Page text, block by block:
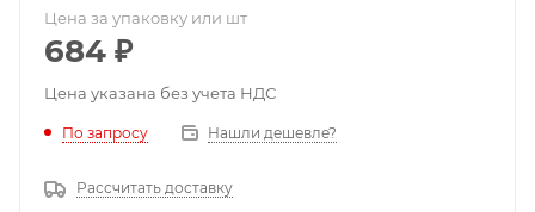
Цена за упаковку или шт
684 ₽
Цена указана без учета НДС
По запросу Нашли дешевле?
Рассчитать доставку